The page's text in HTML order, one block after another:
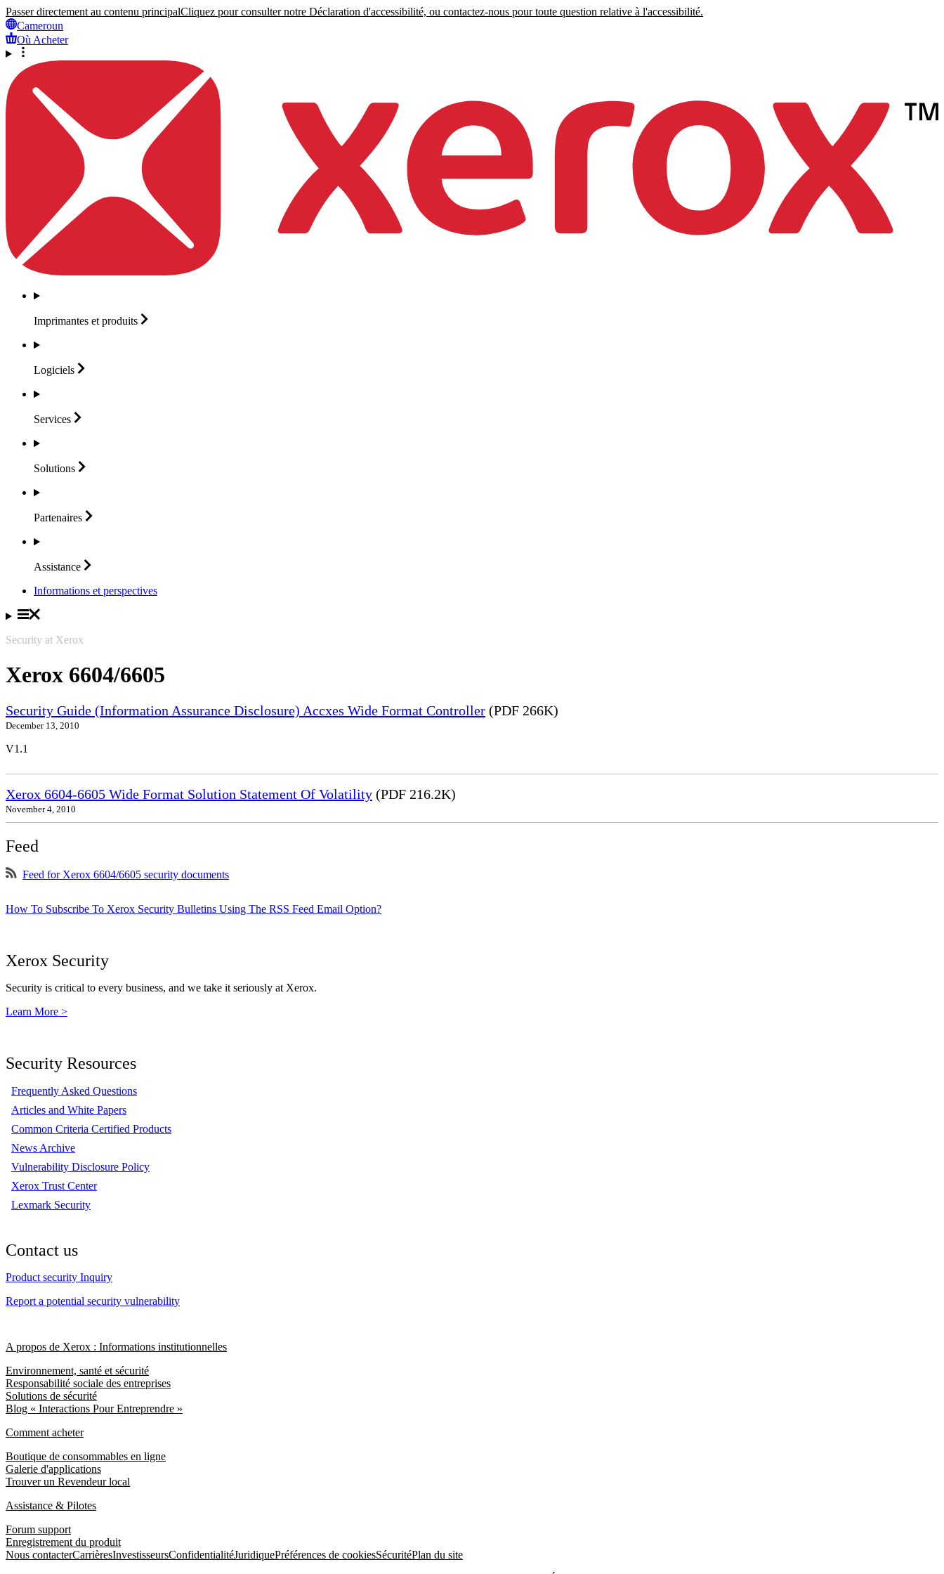
Passer directement au contenu principalCliquez pour consulter notre Déclaration d'accessibilité, ou contactez-nous pour toute question relative à l'accessibilité.
Cameroun
Où Acheter
Imprimantes et produits
Logiciels
Services
Solutions
Partenaires
Assistance
Informations et perspectives
Security at Xerox
Xerox 6604/6605
Security Guide (Information Assurance Disclosure) Accxes Wide Format Controller (PDF 266K)
December 13, 2010
V1.1
Xerox 6604-6605 Wide Format Solution Statement Of Volatility (PDF 216.2K)
November 4, 2010
Feed
Feed for Xerox 6604/6605 security documents
How To Subscribe To Xerox Security Bulletins Using The RSS Feed Email Option?
Xerox Security
Security is critical to every business, and we take it seriously at Xerox.
Learn More >
Security Resources
Frequently Asked Questions
Articles and White Papers
Common Criteria Certified Products
News Archive
Vulnerability Disclosure Policy
Xerox Trust Center
Lexmark Security
Contact us
Product security Inquiry
Report a potential security vulnerability
A propos de Xerox : Informations institutionnelles
Environnement, santé et sécurité
Responsabilité sociale des entreprises
Solutions de sécurité
Blog « Interactions Pour Entreprendre »
Comment acheter
Boutique de consommables en ligne
Galerie d'applications
Trouver un Revendeur local
Assistance & Pilotes
Forum support
Enregistrement du produit
Nous contacterCarrièresInvestisseursConfidentialitéJuridiquePréférences de cookiesSécuritéPlan du site